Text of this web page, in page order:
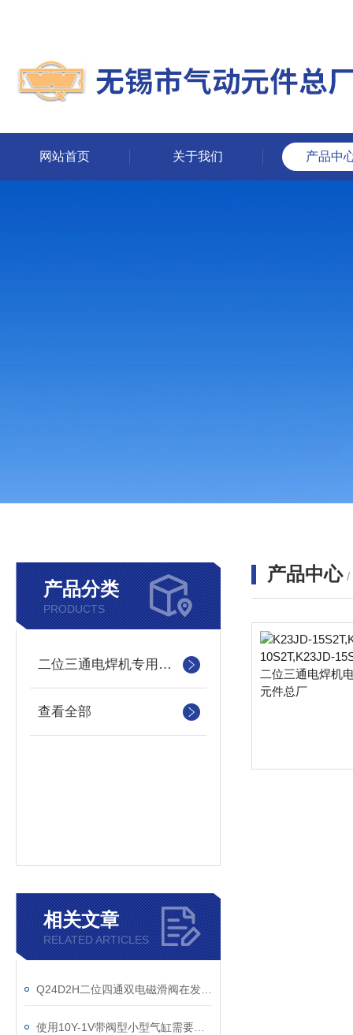
网站首页 关于我们 产品中
产品分类
PRODUCTS
二位三通电焊机专用电磁阀
查看全部
相关文章
RELATED ARTICLES
产品中心 /